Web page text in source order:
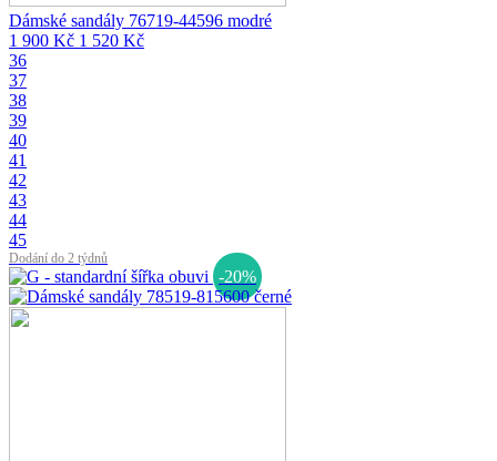
Dámské sandály 76719-44596 modré
1 900 Kč 1 520 Kč
36
37
38
39
40
41
42
43
44
45
Dodání do 2 týdnů
-20%